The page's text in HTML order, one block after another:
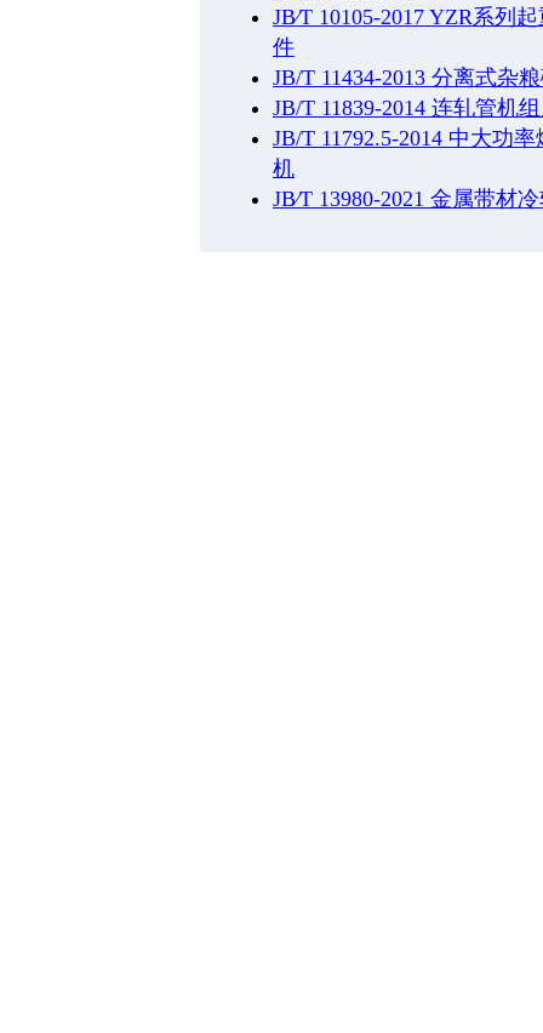
JB∕T 10105-2017 YZR系列
件
JB/T 11434-2013 分离式杂
JB/T 11839-2014 连轧管机
JB/T 11792.5-2014 中大功
机
JB∕T 13980-2021 金属带材